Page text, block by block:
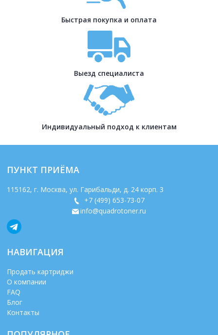
Быстрая покупка и оплата
Выезд специалиста
Индивидуальный подход к клиентам
ПУНКТ ПРИЁМА
115162, г. Москва, ул. Гарибальди, д. 24 корп. 3
+7 (499) 653-73-07
info@quadrotoner.ru
НАВИГАЦИЯ
Продать картриджи
О компании
FAQ
Блог
Контакты